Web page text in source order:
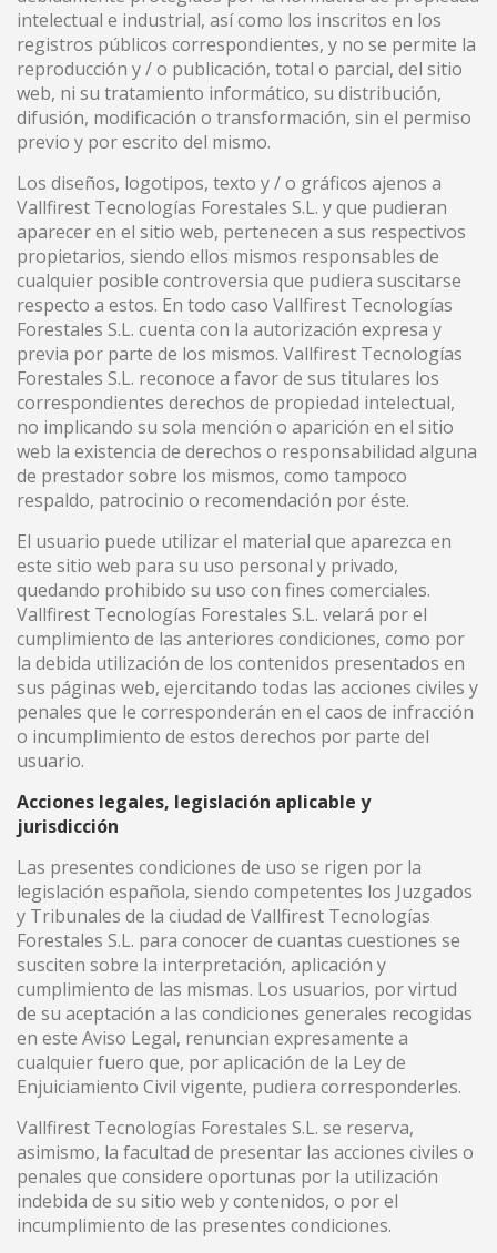
intelectual e industrial, así como los inscritos en los
registros públicos correspondientes, y no se permite la
reproducción y / o publicación, total o parcial, del sitio
web, ni su tratamiento informático, su distribución,
difusión, modificación o transformación, sin el permiso
previo y por escrito del mismo.
Los diseños, logotipos, texto y / o gráficos ajenos a
Vallfirest Tecnologías Forestales S.L. y que pudieran
aparecer en el sitio web, pertenecen a sus respectivos
propietarios, siendo ellos mismos responsables de
cualquier posible controversia que pudiera suscitarse
respecto a estos. En todo caso Vallfirest Tecnologías
Forestales S.L. cuenta con la autorización expresa y
previa por parte de los mismos. Vallfirest Tecnologías
Forestales S.L. reconoce a favor de sus titulares los
correspondientes derechos de propiedad intelectual,
no implicando su sola mención o aparición en el sitio
web la existencia de derechos o responsabilidad alguna
de prestador sobre los mismos, como tampoco
respaldo, patrocinio o recomendación por éste.
El usuario puede utilizar el material que aparezca en
este sitio web para su uso personal y privado,
quedando prohibido su uso con fines comerciales.
Vallfirest Tecnologías Forestales S.L. velará por el
cumplimiento de las anteriores condiciones, como por
la debida utilización de los contenidos presentados en
sus páginas web, ejercitando todas las acciones civiles y
penales que le corresponderán en el caos de infracción
o incumplimiento de estos derechos por parte del
usuario.
Acciones legales, legislación aplicable y
jurisdicción
Las presentes condiciones de uso se rigen por la
legislación española, siendo competentes los Juzgados
y Tribunales de la ciudad de Vallfirest Tecnologías
Forestales S.L. para conocer de cuantas cuestiones se
susciten sobre la interpretación, aplicación y
cumplimiento de las mismas. Los usuarios, por virtud
de su aceptación a las condiciones generales recogidas
en este Aviso Legal, renuncian expresamente a
cualquier fuero que, por aplicación de la Ley de
Enjuiciamiento Civil vigente, pudiera corresponderles.
Vallfirest Tecnologías Forestales S.L. se reserva,
asimismo, la facultad de presentar las acciones civiles o
penales que considere oportunas por la utilización
indebida de su sitio web y contenidos, o por el
incumplimiento de las presentes condiciones.